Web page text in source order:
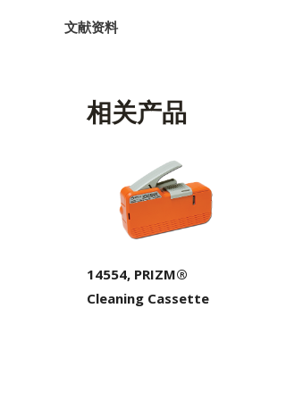
文献资料
相关产品
14554, PRIZM®
Cleaning Cassette